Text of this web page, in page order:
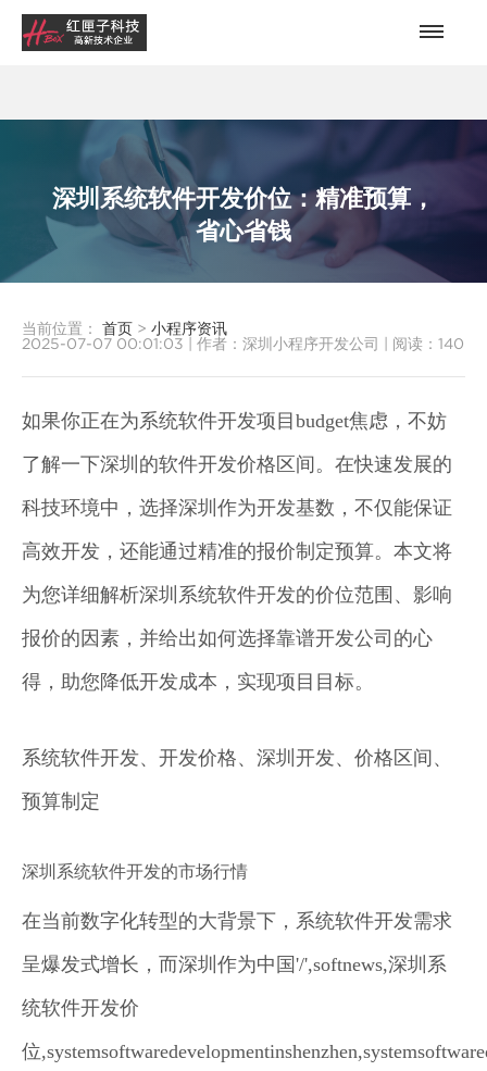
深圳系统软件开发价位：精准预算，
省心省钱
当前位置： 首页 > 小程序资讯
2025-07-07 00:01:03
作者：深圳小程序开发公司 阅读： 140
如果你正在为系统软件开发项目budget焦虑，不妨
了解一下深圳的软件开发价格区间。在快速发展的
科技环境中，选择深圳作为开发基数，不仅能保证
高效开发，还能通过精准的报价制定预算。本文将
为您详细解析深圳系统软件开发的价位范围、影响
报价的因素，并给出如何选择靠谱开发公司的心
得，助您降低开发成本，实现项目目标。
系统软件开发、开发价格、深圳开发、价格区间、
预算制定
深圳系统软件开发的市场行情
在当前数字化转型的大背景下，系统软件开发需求
呈爆发式增长，而深圳作为中国'/',softnews,深圳系
统软件开发价
位